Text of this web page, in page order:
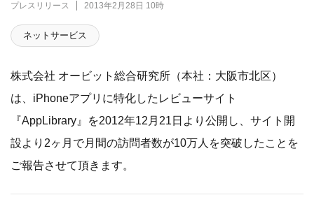
プレスリリース 2013年2月28日 10時
ネットサービス
株式会社 オービット総合研究所（本社：大阪市北区）
は、iPhoneアプリに特化したレビューサイト
『AppLibrary』を2012年12月21日より公開し、サイト開
設より2ヶ月で月間の訪問者数が10万人を突破したことを
ご報告させて頂きます。